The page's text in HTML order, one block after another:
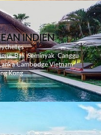
INDIEN
Bali SeminyakCanggu
CambodgeVietnam
Kong